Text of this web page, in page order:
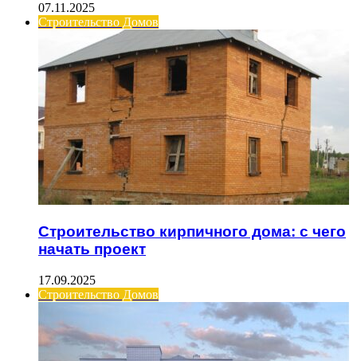
07.11.2025
Строительство Домов
Строительство кирпичного дома: с чего
начать проект
17.09.2025
Строительство Домов